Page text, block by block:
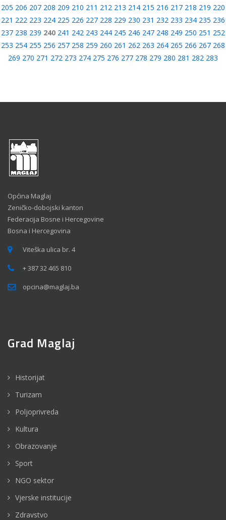
205 206 207 208 209 210 211 212 213 214 215 216 217 218 219 220
221 222 223 224 225 226 227 228 229 230 231 232 233 234 235 236
237 238 239 240 241 242 243 244 245 246 247 248 249 250 251 252
253 254 255 256 257 258 259 260 261 262 263 264 265 266 267 268
269 270 271 272 273 274 275 276 277 278 279 280 281 282 283
Općina Maglaj
Zeničko-dobojski kanton
Federacija Bosne i Hercegovine
Bosna i Hercegovina
Viteška ulica br. 4
+ 387 32 465 810
opcina@maglaj.ba
Grad Maglaj
Historijat
Turizam
Poljoprivreda
Kultura
Obrazovanje
Sport
NGO sektor
Vjerske institucije
Zdravstvo